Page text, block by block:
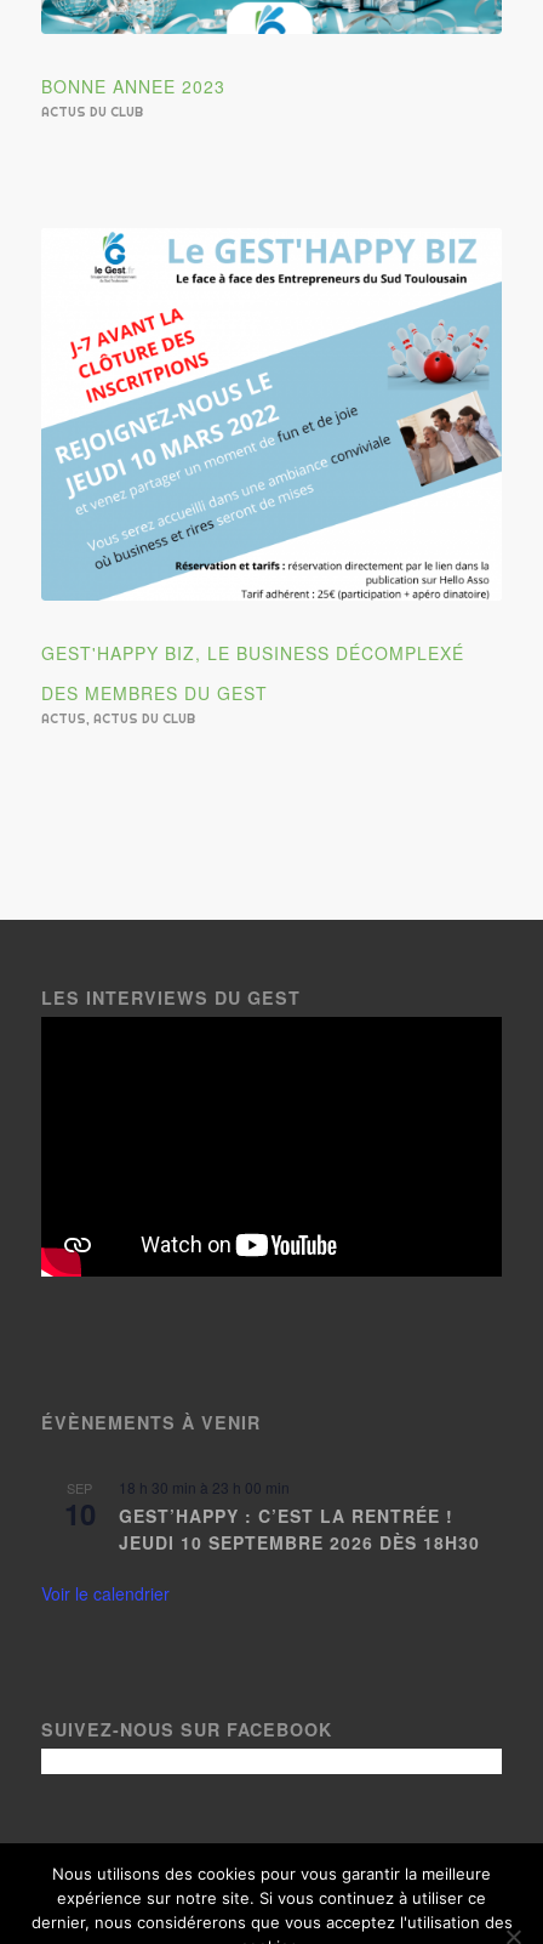
BONNE ANNEE 2023
ACTUS DU CLUB
GEST'HAPPY BIZ, LE BUSINESS DÉCOMPLEXÉ
DES MEMBRES DU GEST
ACTUS, ACTUS DU CLUB
LES INTERVIEWS DU GEST
ÉVÈNEMENTS À VENIR
SEP
10
18 h 30 min à 23 h 00 min
GEST’HAPPY : C’EST LA RENTRÉE !
JEUDI 10 SEPTEMBRE 2026 DÈS 18H30
Voir le calendrier
SUIVEZ-NOUS SUR FACEBOOK
© Copyright Le Gest 2020, tous droits réservés - Crédits photos
paysages
- Thème adapté avec Arixo Communication
Nous utilisons des cookies pour vous garantir la meilleure
expérience sur notre site. Si vous continuez à utiliser ce
dernier, nous considérerons que vous acceptez l'utilisation des